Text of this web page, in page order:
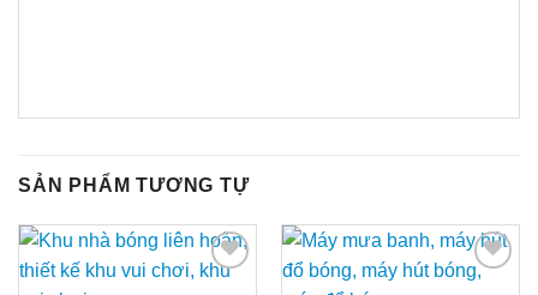
SẢN PHẨM TƯƠNG TỰ
Add to